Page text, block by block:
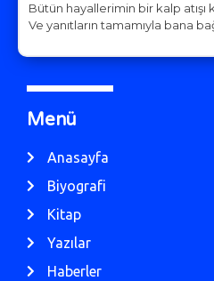
Bütün hayallerimin bir kalp atışı
Ve yanıtların tamamıyla bana
Menü
Anasayfa
Biyografi
Kitap
Yazılar
Haberler